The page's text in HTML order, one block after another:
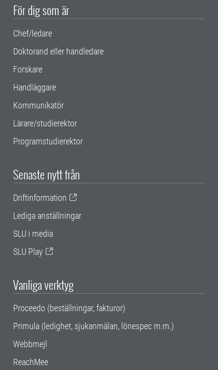
För dig som är
Chef/ledare
Doktorand eller handledare
Forskare
Handläggare
Kommunikatör
Lärare/studierektor
Programstudierektor
Senaste nytt från
Driftinformation
Lediga anställningar
SLU i media
SLU Play
Vanliga verktyg
Proceedo (beställningar, fakturor)
Primula (ledighet, sjukanmälan, lönespec m.m.)
Webbmejl
ReachMee